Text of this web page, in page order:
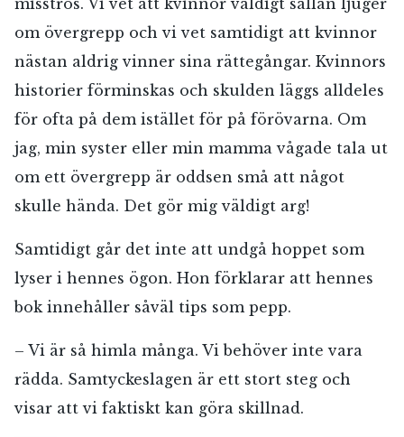
om övergrepp och vi vet samtidigt att kvinnor
nästan aldrig vinner sina rättegångar. Kvinnors
historier förminskas och skulden läggs alldeles
för ofta på dem istället för på förövarna. Om
jag, min syster eller min mamma vågade tala ut
om ett övergrepp är oddsen små att något
skulle hända. Det gör mig väldigt arg!
Samtidigt går det inte att undgå hoppet som
lyser i hennes ögon. Hon förklarar att hennes
bok innehåller såväl tips som pepp.
– Vi är så himla många. Vi behöver inte vara
rädda. Samtyckeslagen är ett stort steg och
visar att vi faktiskt kan göra skillnad.